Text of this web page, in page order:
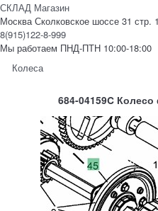
СКЛАД Магазин
Москва Сколковское шоссе 31 стр.
8(915)122-8-999
Мы работаем ПНД-ПТН 10:00-18:00
Колеса
684-04159C